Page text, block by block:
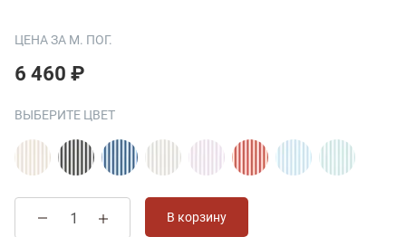
ЦЕНА ЗА М. ПОГ.
6 460 ₽
ВЫБЕРИТЕ ЦВЕТ
В корзину